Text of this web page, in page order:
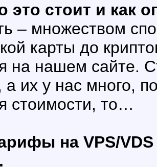
это стоит и как
– множеством
карты до
на нашем сайте.
их у нас много,
стоимости, то…
на VPS/